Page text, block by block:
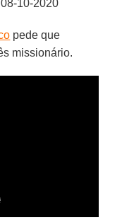
08-10-2020
pede que
missionário.